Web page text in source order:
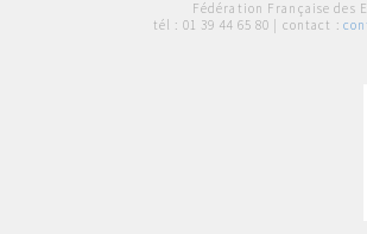
Fédération Française des
tél : 01 39 44 65 80 | contact :